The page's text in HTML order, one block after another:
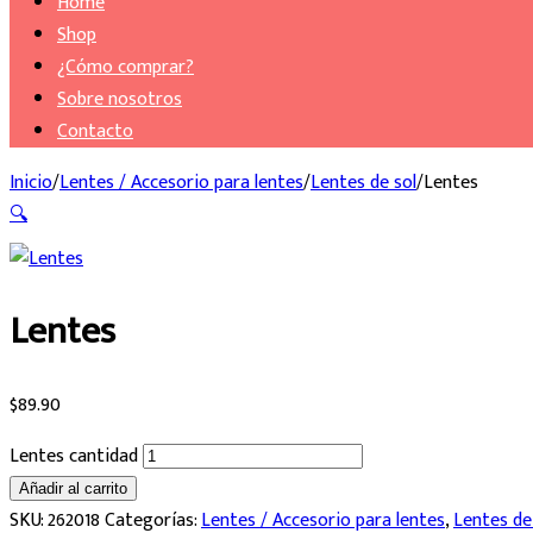
Shop
¿Cómo comprar?
Sobre nosotros
Contacto
Inicio/Lentes / Accesorio para lentes/Lentes de sol/Lentes
🔍
Lentes
$89.90
Lentes cantidad
Añadir al carrito
SKU:262018Categorías:Lentes / Accesorio para lentes,Lentes